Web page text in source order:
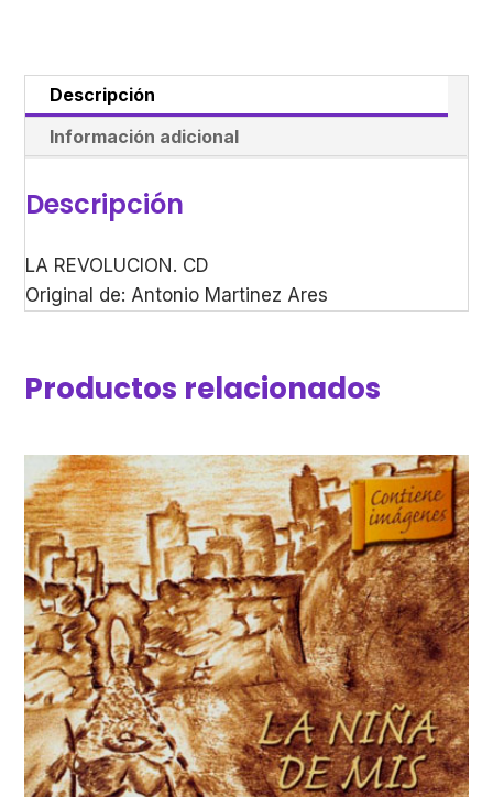
Descripción
Información adicional
Descripción
LA REVOLUCION. CD
Original de: Antonio Martinez Ares
Productos relacionados